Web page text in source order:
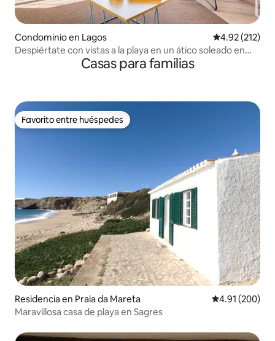
Condominio en Lagos Calificación
4.92 (212)
Despiértate con vistas a la playa en un ático soleado en
Casas para familias
Favorito entre huéspedes
Favorito entre huéspedes
Residencia en Praia da Mareta Calificación
4.91 (200)
Maravillosa casa de playa en Sagres